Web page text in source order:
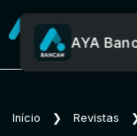
AYA
Início ❯ Revistas